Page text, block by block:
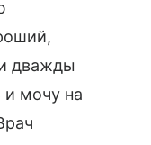
дважды
и мочу на